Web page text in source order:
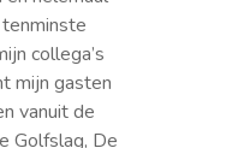
collega’s
mijn gasten
vanuit de
Golfslag, De